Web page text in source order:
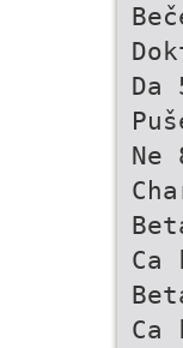
Da
Ne
Ca